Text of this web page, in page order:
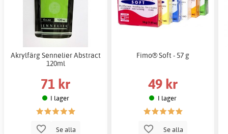
Akrylfärg Sennelier Abstract
120ml
71 kr
I lager
Se alla
Fimo® Soft - 57 g
49 kr
I lager
Se alla